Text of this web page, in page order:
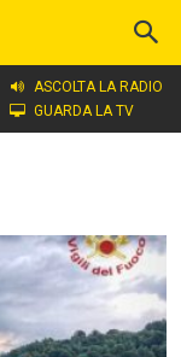
ASCOLTA LA RADIO
GUARDA LA TV